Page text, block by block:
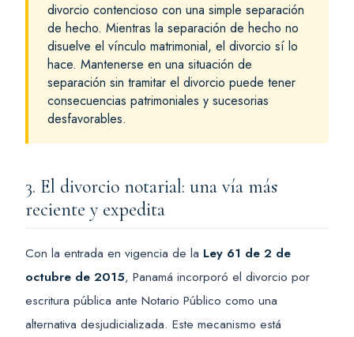
divorcio contencioso con una simple separación
de hecho. Mientras la separación de hecho no
disuelve el vínculo matrimonial, el divorcio sí lo
hace. Mantenerse en una situación de
separación sin tramitar el divorcio puede tener
consecuencias patrimoniales y sucesorias
desfavorables.
3. El divorcio notarial: una vía más
reciente y expedita
Con la entrada en vigencia de la Ley 61 de 2 de
octubre de 2015, Panamá incorporó el divorcio por
escritura pública ante Notario Público como una
alternativa desjudicializada. Este mecanismo está